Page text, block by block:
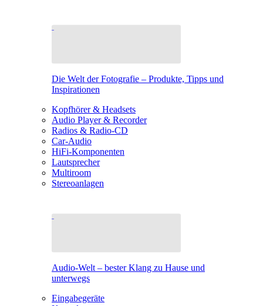
Die Welt der Fotografie – Produkte, Tipps und
Inspirationen
Kopfhörer & Headsets
Audio Player & Recorder
Radios & Radio-CD
Car-Audio
HiFi-Komponenten
Lautsprecher
Multiroom
Stereoanlagen
Audio-Welt – bester Klang zu Hause und
unterwegs
Eingabegeräte